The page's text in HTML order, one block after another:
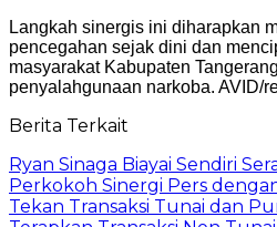
Langkah sinergis ini diharapkan
pencegahan sejak dini dan
masyarakat Kabupaten
penyalahgunaan narkoba. AVID/
Berita Terkait
Ryan Sinaga Biayai Sendiri
Perkokoh Sinergi Pers
Tekan Transaksi Tunai dan